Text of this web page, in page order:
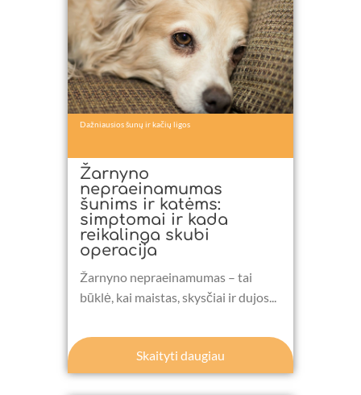
Dažniausios šunų ir kačių ligos
Žarnyno
nepraeinamumas
šunims ir katėms:
simptomai ir kada
reikalinga skubi
operacija
Žarnyno nepraeinamumas – tai
būklė, kai maistas, skysčiai ir dujos...
Skaityti daugiau